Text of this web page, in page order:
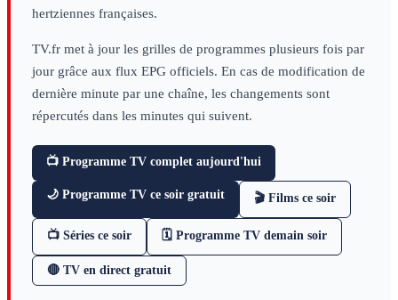
hertziennes françaises.
TV.fr met à jour les grilles de programmes plusieurs fois par
jour grâce aux flux EPG officiels. En cas de modification de
dernière minute par une chaîne, les changements sont
répercutés dans les minutes qui suivent.
📺 Programme TV complet aujourd'hui
🌙 Programme TV ce soir gratuit 🎬 Films ce soir
📺 Séries ce soir 🗓 Programme TV demain soir
🔴 TV en direct gratuit